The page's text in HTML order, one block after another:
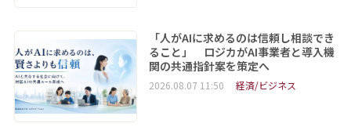
「人がAIに求めるのは信頼し相談でき
ること」 ロジカがAI事業者と導入機
関の共通指針案を策定へ
2026.08.07 11:50 経済/ビジネス